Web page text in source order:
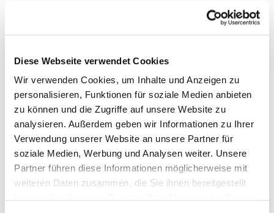
Diese Webseite verwendet Cookies
Wir verwenden Cookies, um Inhalte und Anzeigen zu
personalisieren, Funktionen für soziale Medien anbieten
zu können und die Zugriffe auf unsere Website zu
analysieren. Außerdem geben wir Informationen zu Ihrer
Verwendung unserer Website an unsere Partner für
soziale Medien, Werbung und Analysen weiter. Unsere
Partner führen diese Informationen möglicherweise mit
weiteren Daten zusammen, die Sie ihnen bereitgestellt
Dies könnte Sie auch